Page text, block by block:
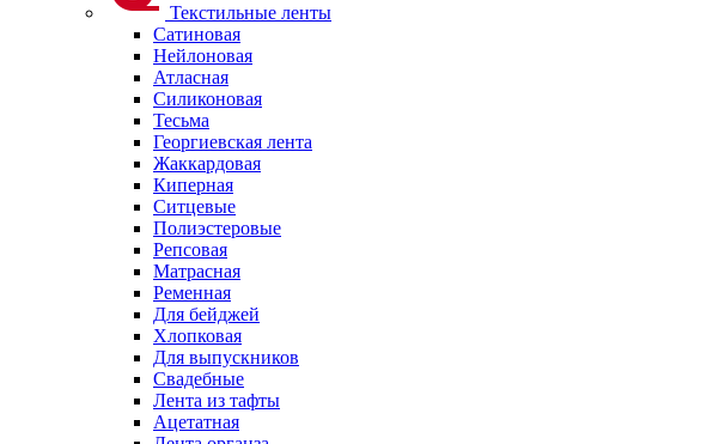
Текстильные ленты
Сатиновая
Нейлоновая
Атласная
Силиконовая
Тесьма
Георгиевская лента
Жаккардовая
Киперная
Ситцевые
Полиэстеровые
Репсовая
Матрасная
Ременная
Для бейджей
Хлопковая
Для выпускников
Свадебные
Лента из тафты
Ацетатная